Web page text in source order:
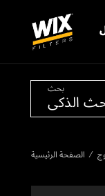
بحث
الصفحة الرئيسية